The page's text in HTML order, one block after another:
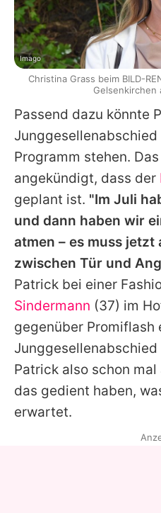
Passend dazu könnte
Programm stehen.
angekündigt, dass der
geplant ist. "Im Juli
und dann haben wir
atmen – es muss jetzt
zwischen Tür und
Patrick bei einer
Sindermann (37) im
gegenüber Promiflash
Patrick also schon
das gedient haben,
erwartet.
Imago
Christina Grass beim BILD-
Gelsenkirchen